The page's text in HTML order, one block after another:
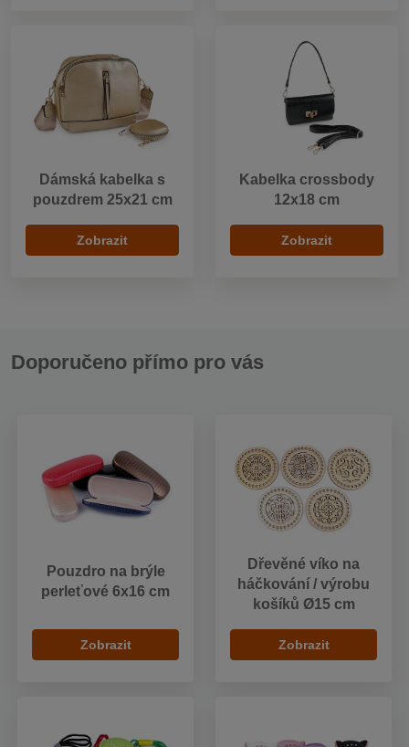
Dámská kabelka s
pouzdrem 25x21 cm
Zobrazit
Kabelka crossbody
12x18 cm
Zobrazit
Doporučeno přímo pro vás
Pouzdro na brýle
perleťové 6x16 cm
Zobrazit
Dřevěné víko na
háčkování / výrobu
košíků Ø15 cm
Zobrazit